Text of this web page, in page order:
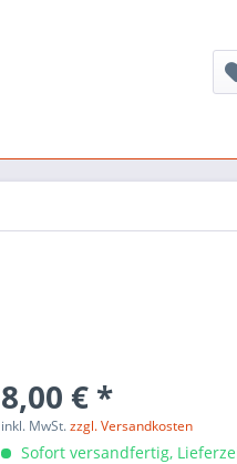
8,00 € *
inkl. MwSt.zzgl. Versandkosten
Sofort versandfertig,